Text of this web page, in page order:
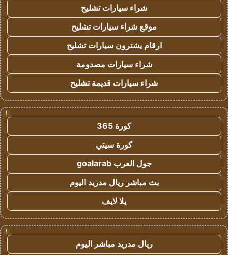
شراء سيارات تشليح
موقع شراء سيارات تشليح
ارقام يشترون سيارات تشليح
شراء سيارات مصدومة
شراء سيارات قديمة تشليح
!
كورة 365
كورة سيتي
جول العرب goalarab
بث مباشر ريال مدريد اليوم
يلا لايف
!
ريال مدريد مباشر اليوم